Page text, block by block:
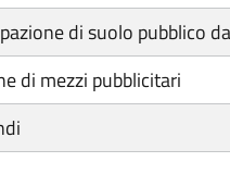
di suolo pubblico
di mezzi pubblicitari